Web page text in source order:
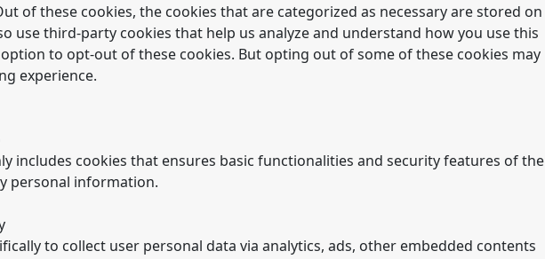
of these cookies, the cookies that are categorized as necessary are stored on
third-party cookies that help us analyze and understand how you use this
to opt-out of these cookies. But opting out of some of these cookies may
experience.
includes cookies that ensures basic functionalities and security features of the
personal information.
to collect user personal data via analytics, ads, other embedded contents